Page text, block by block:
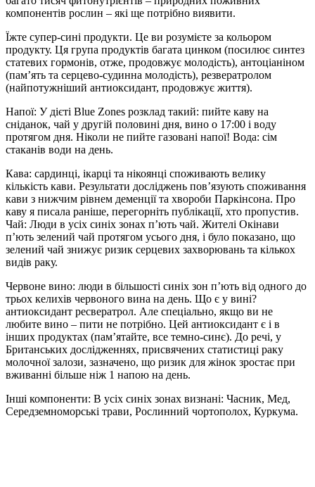
компонентів рослин – які ще потрібно виявити.
Їжте супер-сині продукти. Це ви розумієте за кольором
продукту. Ця група продуктів багата цинком (посилює синтез
статевих гормонів, отже, продовжує молодість), антоціаніном
(пам’ять та серцево-судинна молодість), резвератролом
(найпотужніший антиоксидант, продовжує життя).
Напої: У дієті Blue Zones розклад такий: пийте каву на
сніданок, чай у другій половині дня, вино о 17:00 і воду
протягом дня. Ніколи не пийте газовані напої! Вода: сім
стаканів води на день.
Кава: сардинці, ікарці та нікоянці споживають велику
кількість кави. Результати досліджень пов’язують споживання
кави з нижчим рівнем деменції та хвороби Паркінсона. Про
каву я писала раніше, перегорніть публікації, хто пропустив.
Чай: Люди в усіх синіх зонах п’ють чай. Жителі Окінави
п’ють зелений чай протягом усього дня, і було показано, що
зелений чай знижує ризик серцевих захворювань та кількох
видів раку.
Червоне вино: люди в більшості синіх зон п’ють від одного до
трьох келихів червоного вина на день. Що є у вині?
антиоксидант ресвератрол. Але спеціально, якщо ви не
любите вино – пити не потрібно. Цей антиоксидант є і в
інших продуктах (пам’ятайте, все темно-синє). До речі, у
Британських дослідженнях, присвячених статистиці раку
молочної залози, зазначено, що ризик для жінок зростає при
вживанні більше ніж 1 напою на день.
Інші компоненти: В усіх синіх зонах визнані: Часник, Мед,
Середземноморські трави, Рослинний чортополох, Куркума.